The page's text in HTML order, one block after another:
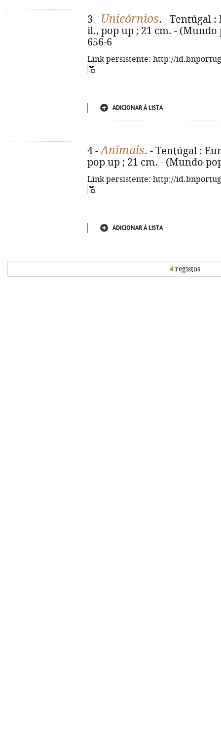
3 - Unicórnios. - Tentúgal :
il., pop up ; 21 cm. - (Mundo
656-6
Link persistente: http://
ADICIONAR À LISTA
4 -Animais. - Tentúgal :
pop up ; 21 cm. - (Mundo
Link persistente: http://
ADICIONAR À LISTA
4registos